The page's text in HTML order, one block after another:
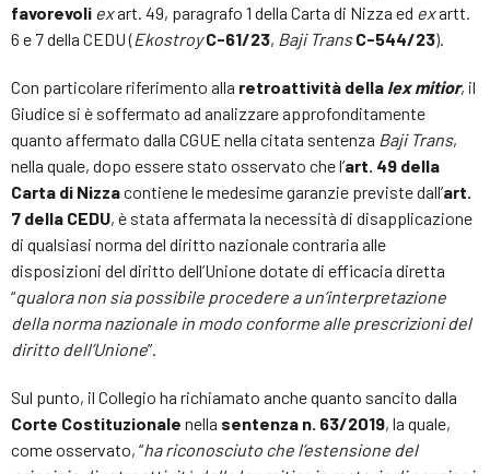
favorevoli exart. 49, paragrafo 1 della Carta di Nizza ed exartt.
6 e 7 della CEDU (Ekostroy C-61/23, Baji Trans C-544/23).
Con particolare riferimento alla retroattività della lex mitior, il
Giudice si è soffermato ad analizzare approfonditamente
quanto affermato dalla CGUE nella citata sentenza Baji Trans,
nella quale, dopo essere stato osservato che l’art. 49 della
Carta di Nizzacontiene le medesime garanzie previste dall’art.
7 della CEDU, è stata affermata la necessità di disapplicazione
di qualsiasi norma del diritto nazionale contraria alle
disposizioni del diritto dell’Unione dotate di efficacia diretta
“qualora non sia possibile procedere a un’interpretazione
della norma nazionale in modo conforme alle prescrizioni del
diritto dell’Unione”.
Sul punto, il Collegio ha richiamato anche quanto sancito dalla
Corte Costituzionale nella sentenza n. 63/2019, la quale,
come osservato, “ha riconosciuto che l’estensione del